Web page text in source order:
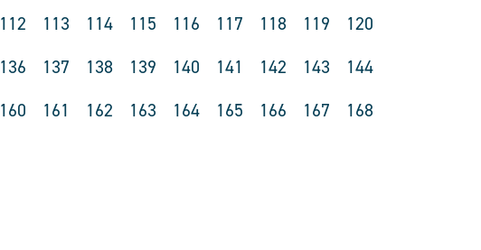
112 113 114 115 116 117 118 119
120
136 137 138 139 140 141 142 143
144
160 161 162 163 164 165 166 167
168